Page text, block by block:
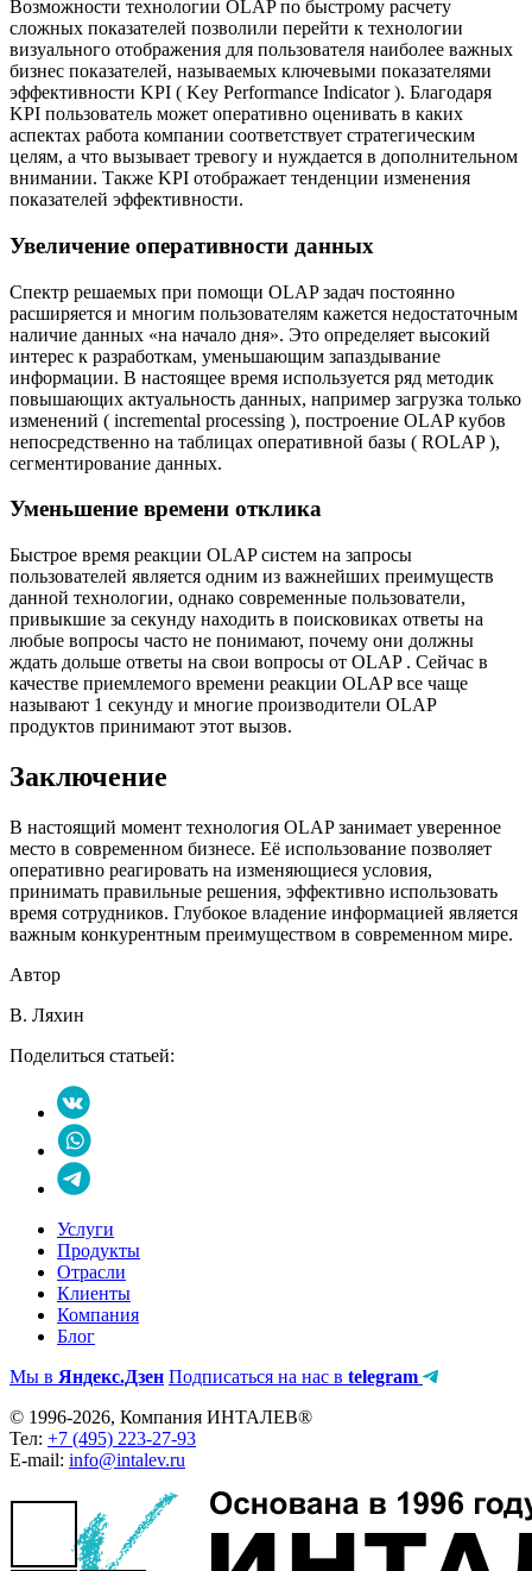
Возможности технологии OLAP по быстрому расчету
сложных показателей позволили перейти к технологии
визуального отображения для пользователя наиболее важных
бизнес показателей, называемых ключевыми показателями
эффективности KPI ( Key Performance Indicator ). Благодаря
KPI пользователь может оперативно оценивать в каких
аспектах работа компании соответствует стратегическим
целям, а что вызывает тревогу и нуждается в дополнительном
внимании. Также KPI отображает тенденции изменения
показателей эффективности.
Увеличение оперативности данных
Спектр решаемых при помощи OLAP задач постоянно
расширяется и многим пользователям кажется недостаточным
наличие данных «на начало дня». Это определяет высокий
интерес к разработкам, уменьшающим запаздывание
информации. В настоящее время используется ряд методик
повышающих актуальность данных, например загрузка только
изменений ( incremental processing ), построение OLAP кубов
непосредственно на таблицах оперативной базы ( ROLAP ),
сегментирование данных.
Уменьшение времени отклика
Быстрое время реакции OLAP систем на запросы
пользователей является одним из важнейших преимуществ
данной технологии, однако современные пользователи,
привыкшие за секунду находить в поисковиках ответы на
любые вопросы часто не понимают, почему они должны
ждать дольше ответы на свои вопросы от OLAP . Сейчас в
качестве приемлемого времени реакции OLAP все чаще
называют 1 секунду и многие производители OLAP
продуктов принимают этот вызов.
Заключение
В настоящий момент технология OLAP занимает уверенное
место в современном бизнесе. Её использование позволяет
оперативно реагировать на изменяющиеся условия,
принимать правильные решения, эффективно использовать
время сотрудников. Глубокое владение информацией является
важным конкурентным преимуществом в современном мире.
Автор
В. Ляхин
Поделиться статьей:
Услуги
Продукты
Отрасли
Клиенты
Компания
Блог
Мы в Яндекс.Дзен Подписаться на нас в telegram
© 1996-2026, Компания ИНТАЛЕВ®
Тел: +7 (495) 223-27-93
E-mail: info@intalev.ru